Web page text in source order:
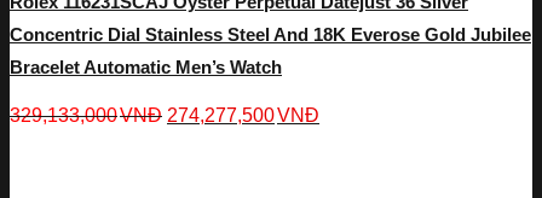
Concentric Dial Stainless Steel And 18K Everose Gold Jubilee
Bracelet Automatic Men’s Watch
329,133,000VNĐ 274,277,500VNĐ